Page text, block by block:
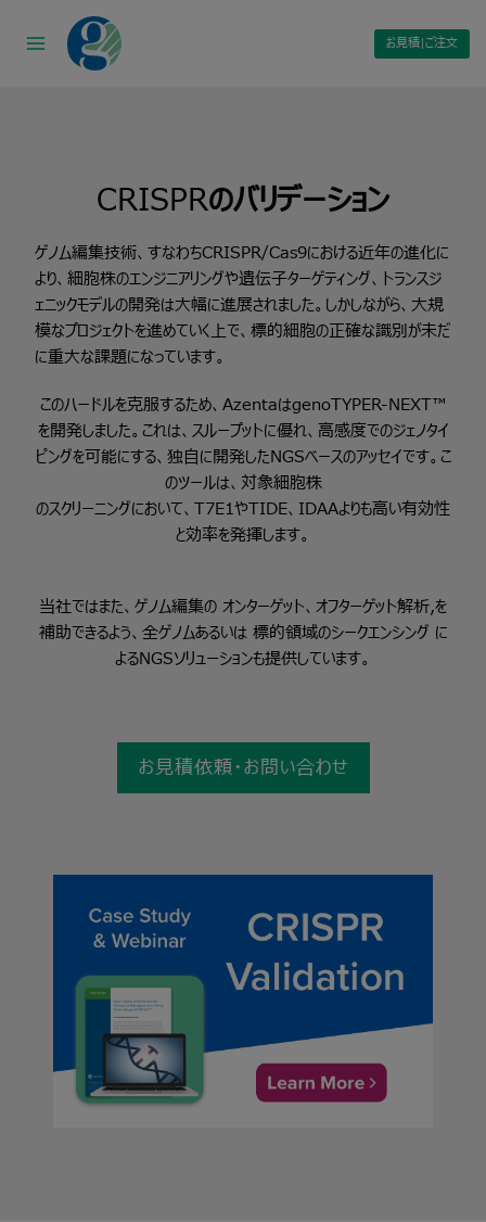
お見積|ご注文
CRISPRのバリデーション
ゲノム編集技術、すなわちCRISPR/Cas9における近年の進化に
より、細胞株のエンジニアリングや遺伝子ターゲティング、トランスジ
ェニックモデルの開発は大幅に進展されました。しかしながら、大規
模なプロジェクトを進めていく上で、標的細胞の正確な識別が未だ
に重大な課題になっています。
このハードルを克服するため、AzentaはgenoTYPER-NEXT™
を開発しました。これは、スループットに優れ、高感度でのジェノタイ
ピングを可能にする、独自に開発したNGSベースのアッセイです。こ
のツールは、対象細胞株
のスクリーニングにおいて、T7E1やTIDE、IDAAよりも高い有効性
と効率を発揮します。
当社ではまた、ゲノム編集の オンターゲット、オフターゲット解析,を
補助できるよう、 全ゲノムあるいは 標的領域のシークエンシング に
よるNGSソリューションも提供しています。
お見積依頼・お問い合わせ